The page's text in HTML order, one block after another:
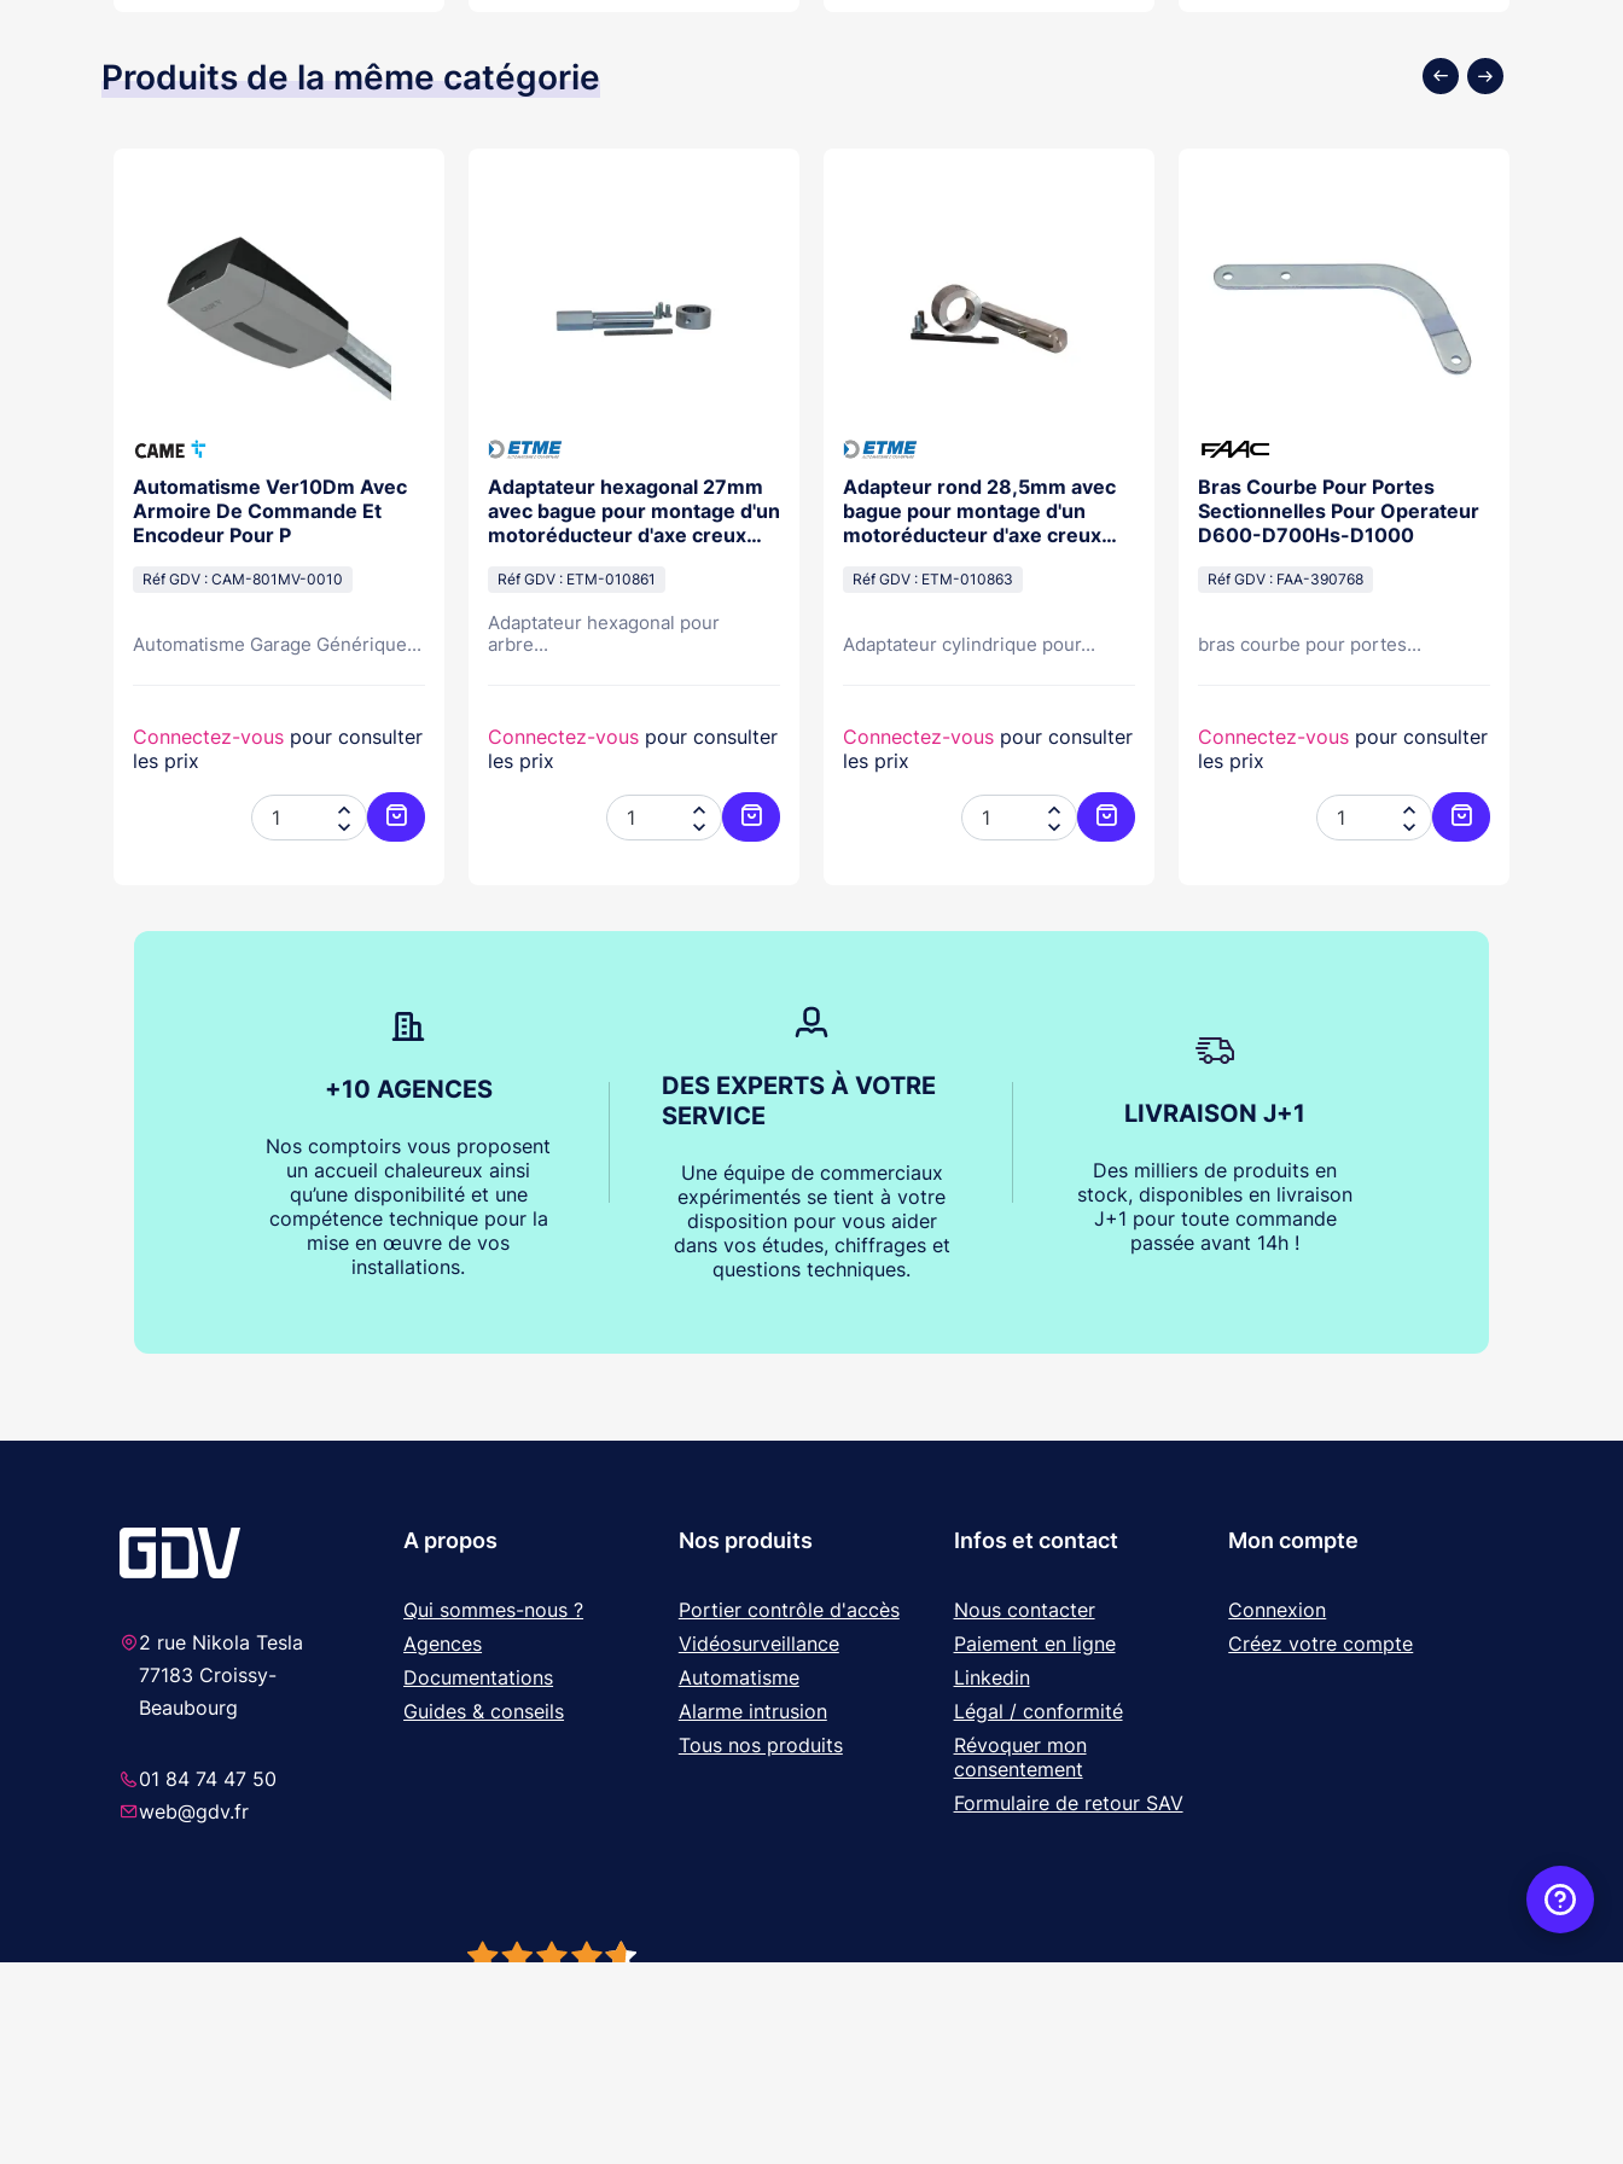
Produits de la même catégorie
Automatisme Ver10Dm Avec
Armoire De Commande Et
Encodeur Pour P
Réf GDV : CAM-801MV-0010
Automatisme Garage Générique...
Connectez-vous pour consulter
les prix


Ajouter au panier
Adaptateur hexagonal 27mm
avec bague pour montage d'un
motoréducteur d'axe creux
creux
Réf GDV : ETM-010861
Adaptateur hexagonal pour
arbre...
Connectez-vous pour consulter
les prix


Ajouter au panier
Adapteur rond 28,5mm avec
bague pour montage d'un
motoréducteur d'axe creux
creux
Réf GDV : ETM-010863
Adaptateur cylindrique pour...
Connectez-vous pour consulter
les prix


Ajouter au panier
Bras Courbe Pour Portes
Sectionnelles Pour Operateur
D600-D700Hs-D1000
Réf GDV : FAA-390768
bras courbe pour portes...
Connectez-vous pour consulter
les prix


Ajouter au panier
+10 AGENCES
Nos comptoirs vous proposent
un accueil chaleureux ainsi
qu’une disponibilité et une
compétence technique pour la
mise en œuvre de vos
installations.
DES EXPERTS À VOTRE
SERVICE
Une équipe de commerciaux
expérimentés se tient à votre
disposition pour vous aider
dans vos études, chiffrages et
questions techniques.
LIVRAISON J+1
Des milliers de produits en
stock, disponibles en livraison
J+1 pour toute commande
passée avant 14h !
2 rue Nikola Tesla
77183 Croissy-
Beaubourg
01 84 74 47 50
web@gdv.fr
A propos
Qui sommes-nous ?
Agences
Documentations
Guides & conseils
Nos produits
Portier contrôle d'accès
Vidéosurveillance
Automatisme
Alarme intrusion
Tous nos produits
Infos et contact
Nous contacter
Paiement en ligne
Linkedin
Légal / conformité
Révoquer mon
consentement
Formulaire de retour SAV
Mon compte
Connexion
Créez votre compte